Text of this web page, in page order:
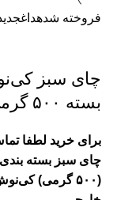
فروخته شدهداغ
چای سبز
بسته ۵۰۰ گرمی
برای خرید لطفا
چای سبز بسته بندی
(۵۰۰ گرمی)